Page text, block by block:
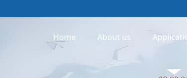
Home About us